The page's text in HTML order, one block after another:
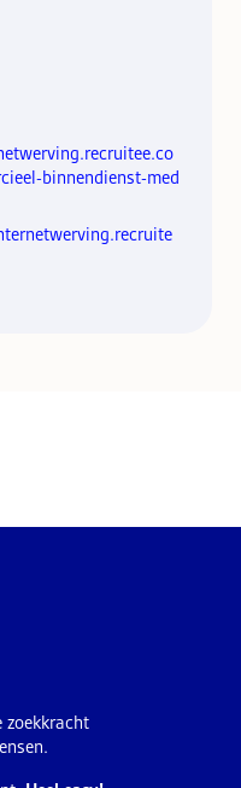
binnendienst-med
zoekkracht